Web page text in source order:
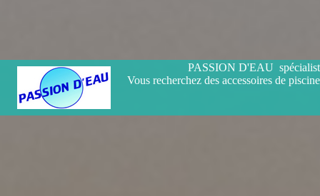
PASSION D'EAU
Vous recherchez des accessoires de